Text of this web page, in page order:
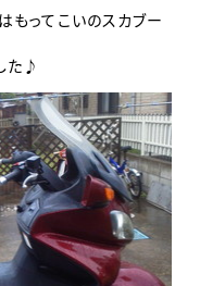
もってこいのスカブー
た♪